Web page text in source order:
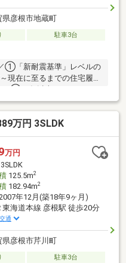
県彦根市地蔵町
駐車3台
①「新耐震基準」レベルの
在に至るまでの住宅履歴
のまま引き継ぐことが可能
報欄でもご確認下さい。●
メーターモジュール設計で
」。●LDKは、合わせて
ニーが設けられています。
ース付きです。
万円 3SLDK
万円
3SLDK
125.5m2
182.94m2
2007年12月(築18年9ヶ月)
東海道本線 彦根駅 徒歩20分
通
県彦根市芹川町
駐車3台